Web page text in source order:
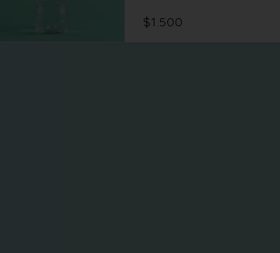
$1.500